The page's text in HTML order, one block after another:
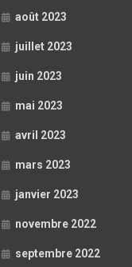
août 2023
juillet 2023
juin 2023
mai 2023
avril 2023
mars 2023
janvier 2023
novembre 2022
septembre 2022